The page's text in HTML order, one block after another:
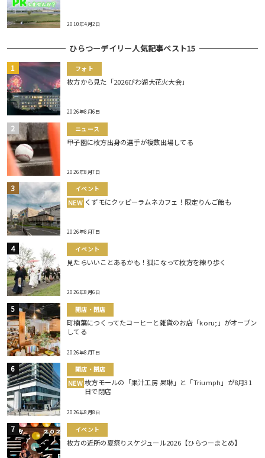
2010年4月2日
ひらつーデイリー人気記事ベスト15
フォト
枚方から見た「2026びわ湖大花火大会」
2026年8月6日
ニュース
甲子園に枚方出身の選手が複数出場してる
2026年8月7日
イベント
NEW くずモにクッピーラムネカフェ！限定りんご飴も
2026年8月7日
イベント
見たらいいことあるかも！狐になって枚方を練り歩く
2026年8月6日
開店・閉店
町楠葉につくってたコーヒーと雑貨のお店「koru;」がオープン
してる
2026年8月7日
開店・閉店
NEW 枚方モールの「果汁工房 果琳」と「Triumph」が8月31
日で閉店
2026年8月8日
イベント
枚方の近所の夏祭りスケジュール2026【ひらつーまとめ】